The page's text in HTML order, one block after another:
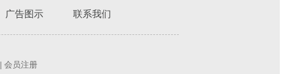
广告图示 联系我们
会员注册